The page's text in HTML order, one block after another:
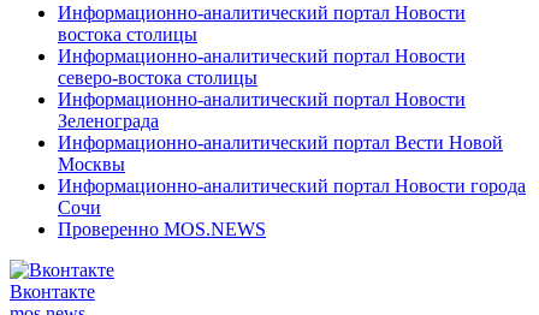
Информационно-аналитический портал Новости
востока столицы
Информационно-аналитический портал Новости
северо-востока столицы
Информационно-аналитический портал Новости
Зеленограда
Информационно-аналитический портал Вести Новой
Москвы
Информационно-аналитический портал Новости города
Сочи
Проверенно MOS.NEWS
Вконтакте